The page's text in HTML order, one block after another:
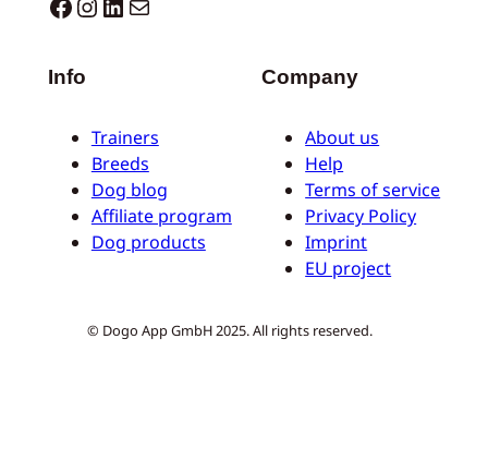
Info
Trainers
Breeds
Dog blog
Affiliate program
Dog products
Company
About us
Help
Terms of service
Privacy Policy
Imprint
EU project
© Dogo App GmbH 2025. All rights reserved.